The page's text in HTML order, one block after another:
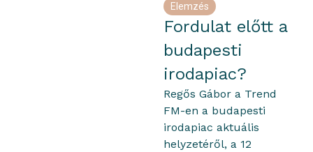
Elemzés
Fordulat előtt a
budapesti
irodapiac?
Regős Gábor a Trend
FM-en a budapesti
irodapiac aktuális
helyzetéről, a 12